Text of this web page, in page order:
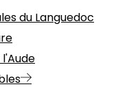
du Languedoc
l'Aude